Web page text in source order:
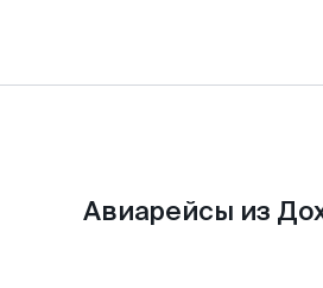
Авиарейсы из